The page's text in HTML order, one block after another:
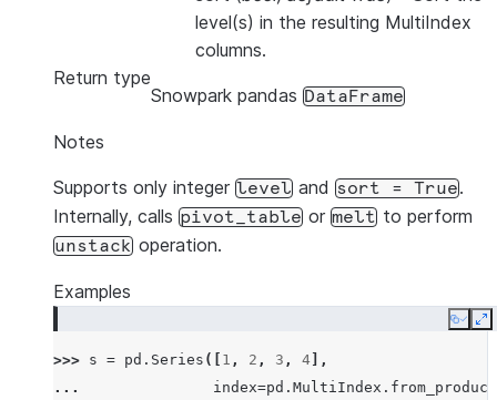
level(s) in the resulting MultiIndex
columns.
Return type
Snowpark pandas DataFrame
Notes
Supports only integer level and sort = True.
Internally, calls pivot_table or melt to perform
unstack operation.
Examples
Copy
>>> s = pd . Series ([ 1 , 2 , 3 , 4 ],
...
index=pd . MultiIndex . from_product